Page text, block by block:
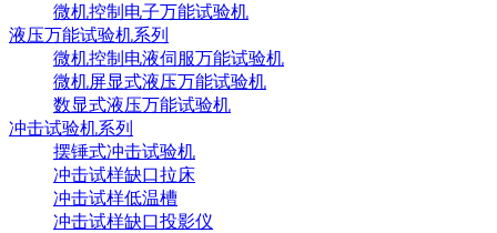
微机控制电子万能试验机
液压万能试验机系列
微机控制电液伺服万能试验机
微机屏显式液压万能试验机
数显式液压万能试验机
冲击试验机系列
摆锤式冲击试验机
冲击试样缺口拉床
冲击试样低温槽
冲击试样缺口投影仪